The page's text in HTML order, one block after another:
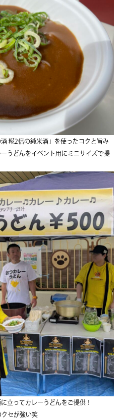
糀2倍の純米酒」を使ったコクと旨み
うどんをイベント用にミニサイズで提
立ってカレーうどんをご提供！
クセが強い笑